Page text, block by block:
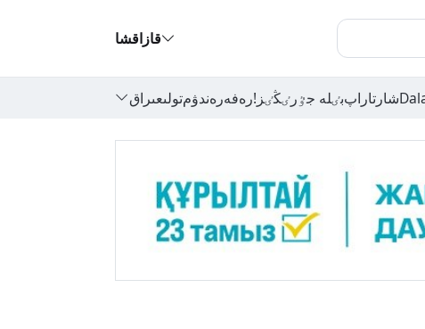
قازاقشا
شارتاراپبٸلە جٷرٸڭٸز!رەفەرەندۋمتولىعىراق